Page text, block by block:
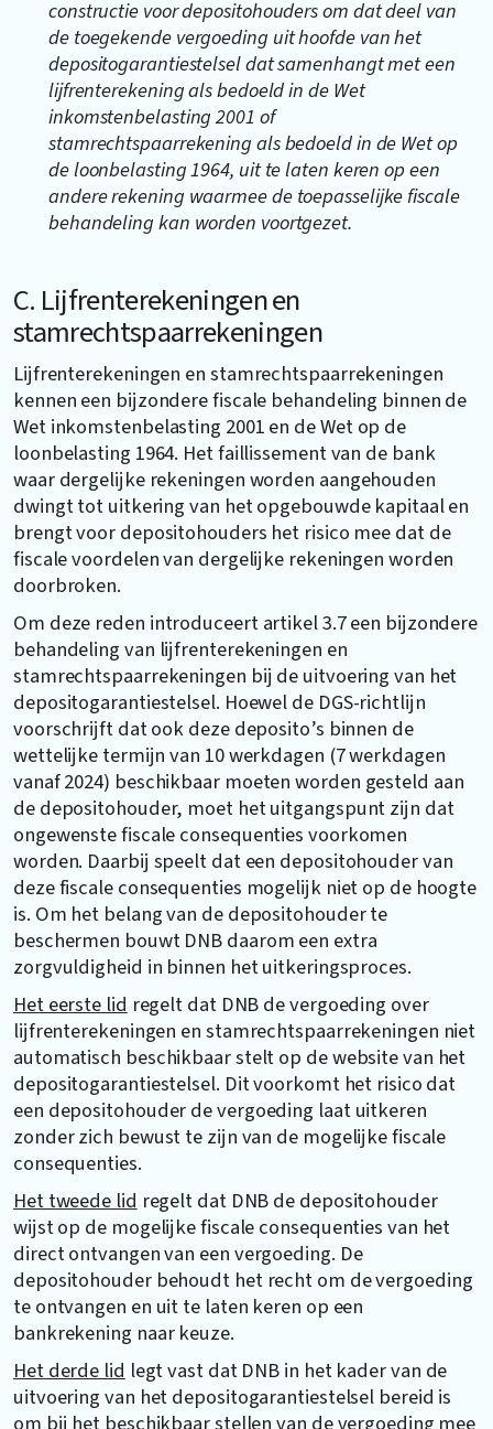
constructie voor depositohouders om dat deel van
de toegekende vergoeding uit hoofde van het
depositogarantiestelsel dat samenhangt met een
lijfrenterekening als bedoeld in de Wet
inkomstenbelasting 2001 of
stamrechtspaarrekening als bedoeld in de Wet op
de loonbelasting 1964, uit te laten keren op een
andere rekening waarmee de toepasselijke fiscale
behandeling kan worden voortgezet.
C. Lijfrenterekeningen en
stamrechtspaarrekeningen
Lijfrenterekeningen en stamrechtspaarrekeningen
kennen een bijzondere fiscale behandeling binnen de
Wet inkomstenbelasting 2001 en de Wet op de
loonbelasting 1964. Het faillissement van de bank
waar dergelijke rekeningen worden aangehouden
dwingt tot uitkering van het opgebouwde kapitaal en
brengt voor depositohouders het risico mee dat de
fiscale voordelen van dergelijke rekeningen worden
doorbroken.
Om deze reden introduceert artikel 3.7 een bijzondere
behandeling van lijfrenterekeningen en
stamrechtspaarrekeningen bij de uitvoering van het
depositogarantiestelsel. Hoewel de DGS-richtlijn
voorschrijft dat ook deze deposito’s binnen de
wettelijke termijn van 10 werkdagen (7 werkdagen
vanaf 2024) beschikbaar moeten worden gesteld aan
de depositohouder, moet het uitgangspunt zijn dat
ongewenste fiscale consequenties voorkomen
worden. Daarbij speelt dat een depositohouder van
deze fiscale consequenties mogelijk niet op de hoogte
is. Om het belang van de depositohouder te
beschermen bouwt DNB daarom een extra
zorgvuldigheid in binnen het uitkeringsproces.
Het eerste lid regelt dat DNB de vergoeding over
lijfrenterekeningen en stamrechtspaarrekeningen niet
automatisch beschikbaar stelt op de website van het
depositogarantiestelsel. Dit voorkomt het risico dat
een depositohouder de vergoeding laat uitkeren
zonder zich bewust te zijn van de mogelijke fiscale
consequenties.
Het tweede lid regelt dat DNB de depositohouder
wijst op de mogelijke fiscale consequenties van het
direct ontvangen van een vergoeding. De
depositohouder behoudt het recht om de vergoeding
te ontvangen en uit te laten keren op een
bankrekening naar keuze.
Het derde lid legt vast dat DNB in het kader van de
uitvoering van het depositogarantiestelsel bereid is